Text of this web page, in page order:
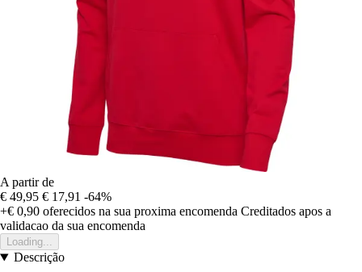
A partir de
€ 49,95 € 17,91 -64%
+€ 0,90 oferecidos na sua proxima encomenda Creditados apos a
validacao da sua encomenda
Loading...
Descrição